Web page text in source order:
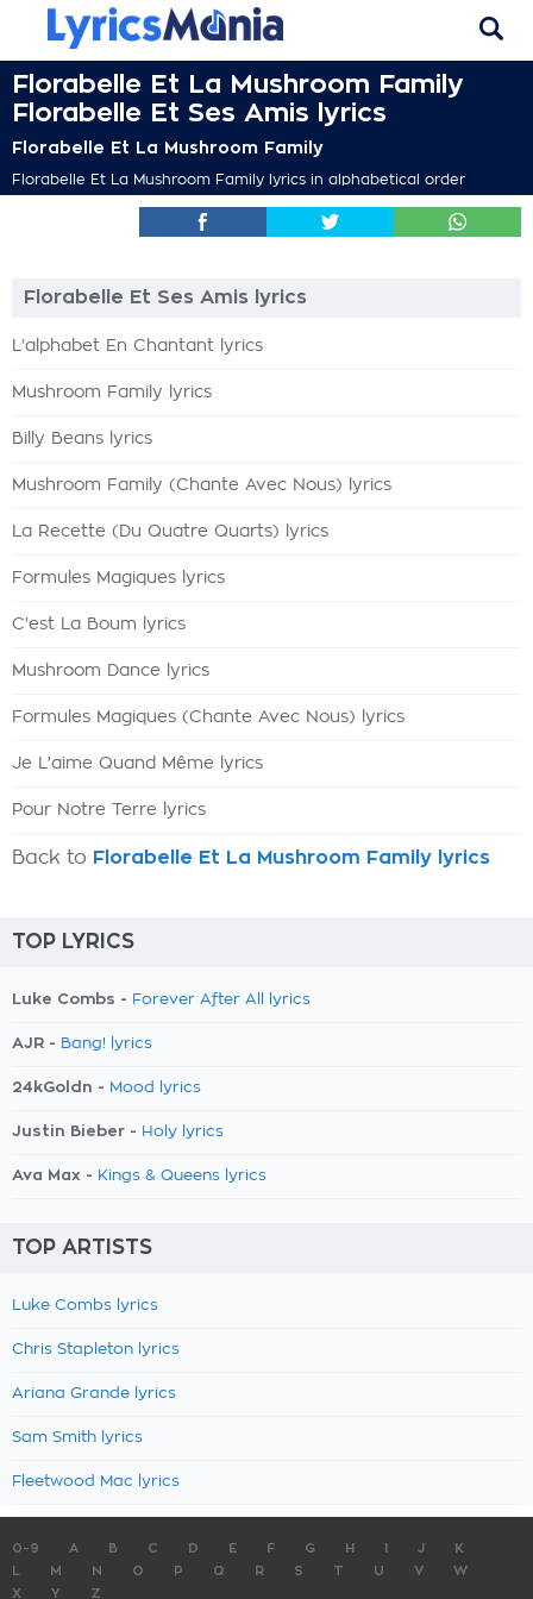
Florabelle Et La Mushroom Family
Florabelle Et Ses Amis lyrics
Florabelle Et La Mushroom Family
Florabelle Et La Mushroom Family lyrics in alphabetical order
Florabelle Et Ses Amis lyrics
L'alphabet En Chantant lyrics
Mushroom Family lyrics
Billy Beans lyrics
Mushroom Family (Chante Avec Nous) lyrics
La Recette (Du Quatre Quarts) lyrics
Formules Magiques lyrics
C'est La Boum lyrics
Mushroom Dance lyrics
Formules Magiques (Chante Avec Nous) lyrics
Je L'aime Quand Même lyrics
Pour Notre Terre lyrics
Back to Florabelle Et La Mushroom Family lyrics
TOP LYRICS
Luke Combs - Forever After All lyrics
AJR - Bang! lyrics
24kGoldn - Mood lyrics
Justin Bieber - Holy lyrics
Ava Max - Kings & Queens lyrics
TOP ARTISTS
Luke Combs lyrics
Chris Stapleton lyrics
Ariana Grande lyrics
Sam Smith lyrics
Fleetwood Mac lyrics
0-9 A B C D E F G H J
K
M N O P Q R S T U V
W
X
Y Z